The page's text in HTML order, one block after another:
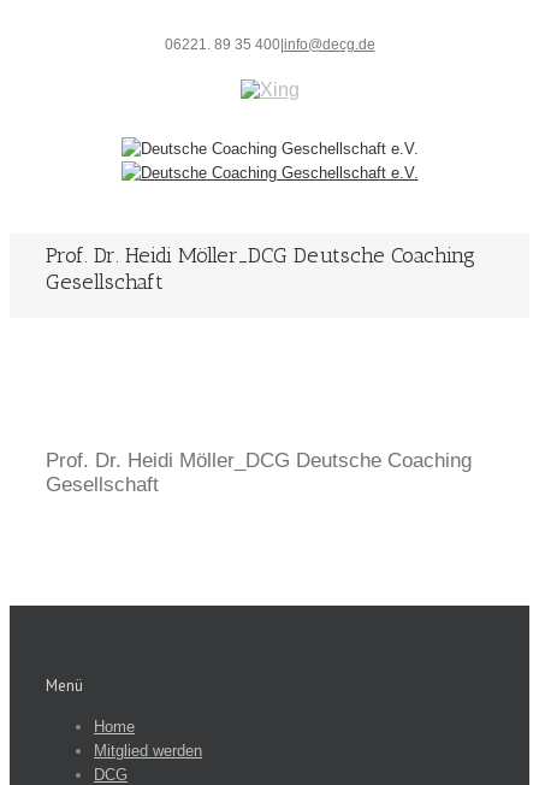
06221. 89 35 400| info@decg.de
Prof. Dr. Heidi Möller_DCG Deutsche Coaching
Gesellschaft
Prof. Dr. Heidi Möller_DCG Deutsche Coaching
Gesellschaft
Menü
Home
Mitglied werden
DCG